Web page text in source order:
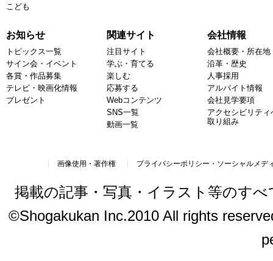
こども
お知らせ
トピックス一覧
サイン会・イベント
各賞・作品募集
テレビ・映画化情報
プレゼント
関連サイト
注目サイト
学ぶ・育てる
楽しむ
応募する
Webコンテンツ
SNS一覧
動画一覧
会社情報
会社概要・所在地
沿革・歴史
人事採用
アルバイト情報
会社見学要項
アクセシビリティ
取り組み
画像使用・著作権 プライバシーポリシー・ソーシャルメデ
掲載の記事・写真・イラスト等のす
©Shogakukan Inc.2010 All rights